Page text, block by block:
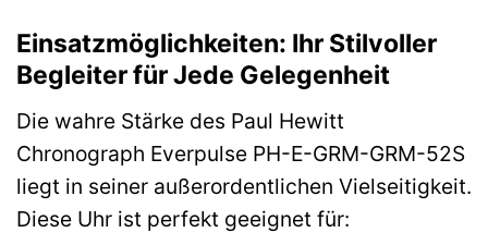
Einsatzmöglichkeiten: Ihr Stilvoller
Begleiter für Jede Gelegenheit
Die wahre Stärke des Paul Hewitt
Chronograph Everpulse PH-E-GRM-GRM-52S
liegt in seiner außerordentlichen Vielseitigkeit.
Diese Uhr ist perfekt geeignet für: